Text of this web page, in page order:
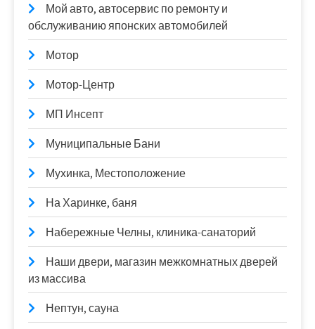
Мой авто, автосервис по ремонту и
обслуживанию японских автомобилей
Мотор
Мотор-Центр
МП Инсепт
Муниципальные Бани
Мухинка, Местоположение
На Харинке, баня
Набережные Челны, клиника-санаторий
Наши двери, магазин межкомнатных дверей
из массива
Нептун, сауна